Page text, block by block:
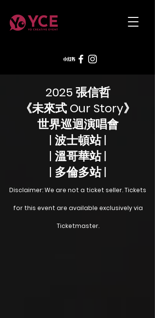
2025 張信哲
《未來式 Our Story》
世界巡迴演唱會
| ​波士頓站 |
| 溫哥華站 |
| 多倫多站 |
Disclaimer: We are not a ticket seller. Tickets
for this event are available exclusively via
Ticketmaster.